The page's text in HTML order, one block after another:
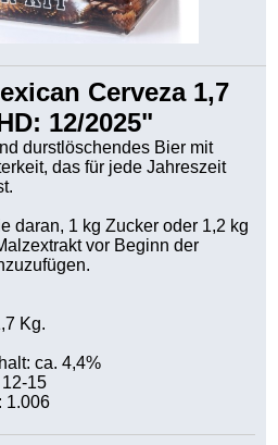
Cerveza 1,7
12/2025"
durstlöschendes Bier mit
das für jede Jahreszeit
daran, 1 kg Zucker oder 1,2 kg
vor Beginn der
Kg.
ca. 4,4%
15
1.006